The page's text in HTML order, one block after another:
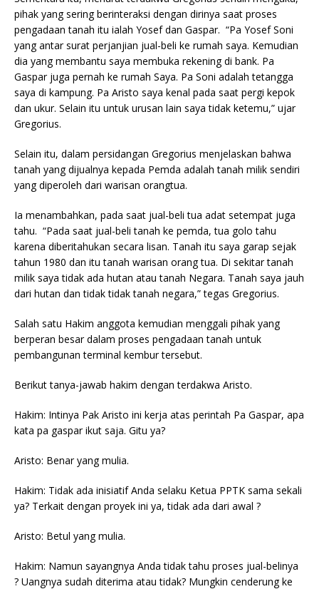
pihak yang sering berinteraksi dengan dirinya saat proses
pengadaan tanah itu ialah Yosef dan Gaspar. “Pa Yosef Soni
yang antar surat perjanjian jual-beli ke rumah saya. Kemudian
dia yang membantu saya membuka rekening di bank. Pa
Gaspar juga pernah ke rumah Saya. Pa Soni adalah tetangga
saya di kampung. Pa Aristo saya kenal pada saat pergi kepok
dan ukur. Selain itu untuk urusan lain saya tidak ketemu,” ujar
Gregorius.
Selain itu, dalam persidangan Gregorius menjelaskan bahwa
tanah yang dijualnya kepada Pemda adalah tanah milik sendiri
yang diperoleh dari warisan orangtua.
Ia menambahkan, pada saat jual-beli tua adat setempat juga
tahu. “Pada saat jual-beli tanah ke pemda, tua golo tahu
karena diberitahukan secara lisan. Tanah itu saya garap sejak
tahun 1980 dan itu tanah warisan orang tua. Di sekitar tanah
milik saya tidak ada hutan atau tanah Negara. Tanah saya jauh
dari hutan dan tidak tidak tanah negara,” tegas Gregorius.
Salah satu Hakim anggota kemudian menggali pihak yang
berperan besar dalam proses pengadaan tanah untuk
pembangunan terminal kembur tersebut.
Berikut tanya-jawab hakim dengan terdakwa Aristo.
Hakim: Intinya Pak Aristo ini kerja atas perintah Pa Gaspar, apa
kata pa gaspar ikut saja. Gitu ya?
Aristo: Benar yang mulia.
Hakim: Tidak ada inisiatif Anda selaku Ketua PPTK sama sekali
ya? Terkait dengan proyek ini ya, tidak ada dari awal ?
Aristo: Betul yang mulia.
Hakim: Namun sayangnya Anda tidak tahu proses jual-belinya
? Uangnya sudah diterima atau tidak? Mungkin cenderung ke